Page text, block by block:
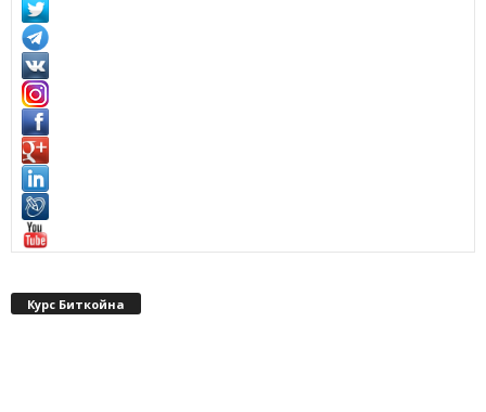
Курс Биткойна